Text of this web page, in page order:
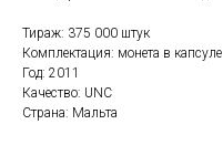
Тираж: 375 000 штук
Комплектация: монета в капсуле
Год: 2011
Качество: UNC
Страна: Мальта